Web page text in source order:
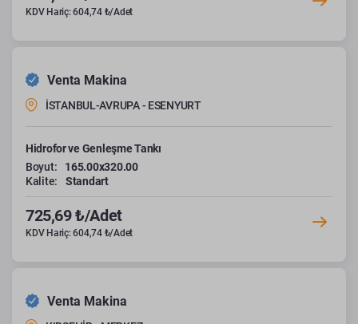
KDV Hariç: 604,74 ₺/Adet
Venta Makina
İSTANBUL-AVRUPA - ESENYURT
Hidrofor ve Genleşme Tankı
Boyut:
165.00x320.00
Kalite:
Standart
725,69 ₺/Adet
KDV Hariç: 604,74 ₺/Adet
Venta Makina